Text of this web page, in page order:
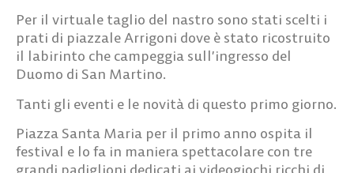
Per il virtuale taglio del nastro sono stati scelti i
prati di piazzale Arrigoni dove è stato ricostruito
il labirinto che campeggia sull’ingresso del
Duomo di San Martino.
Tanti gli eventi e le novità di questo primo giorno.
Piazza Santa Maria per il primo anno ospita il
festival e lo fa in maniera spettacolare con tre